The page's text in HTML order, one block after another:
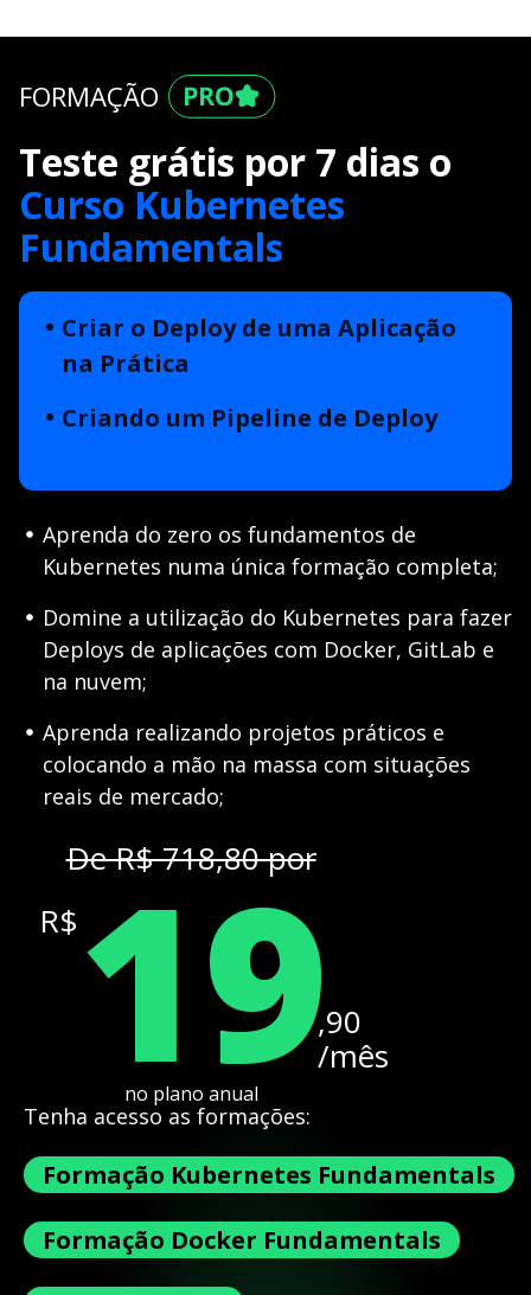
FORMAÇÃO
Teste grátis por 7 dias o
Curso Kubernetes
Fundamentals
Criar o Deploy de uma Aplicação
na Prática
Criando um Pipeline de Deploy
Aprenda do zero os fundamentos de
Kubernetes numa única formação completa;
Domine a utilização do Kubernetes para fazer
Deploys de aplicações com Docker, GitLab e
na nuvem;
Aprenda realizando projetos práticos e
colocando a mão na massa com situações
reais de mercado;
De R$ 718,80 por
R$ 19,90
/mês
no plano anual
Tenha acesso as formações:
Formação Kubernetes Fundamentals
Formação Docker Fundamentals